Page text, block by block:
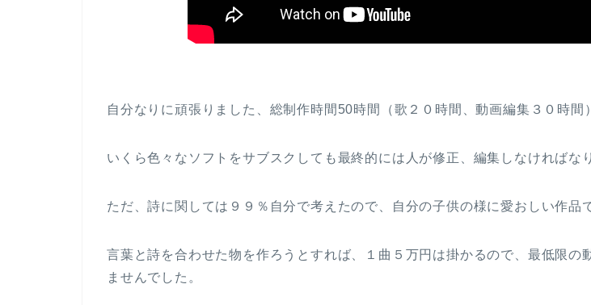
自分なりに頑張りました、総制作時間50時間（歌２０時間、動画編集３０時間）
いくら色々なソフトをサブスクしても最終的には人が修正、編集しなければな
ただ、詩に関しては９９％自分で考えたので、自分の子供の様に愛おしい作品
言葉と詩を合わせた物を作ろうとすれば、１曲５万円は掛かるので、最低限の
ませんでした。